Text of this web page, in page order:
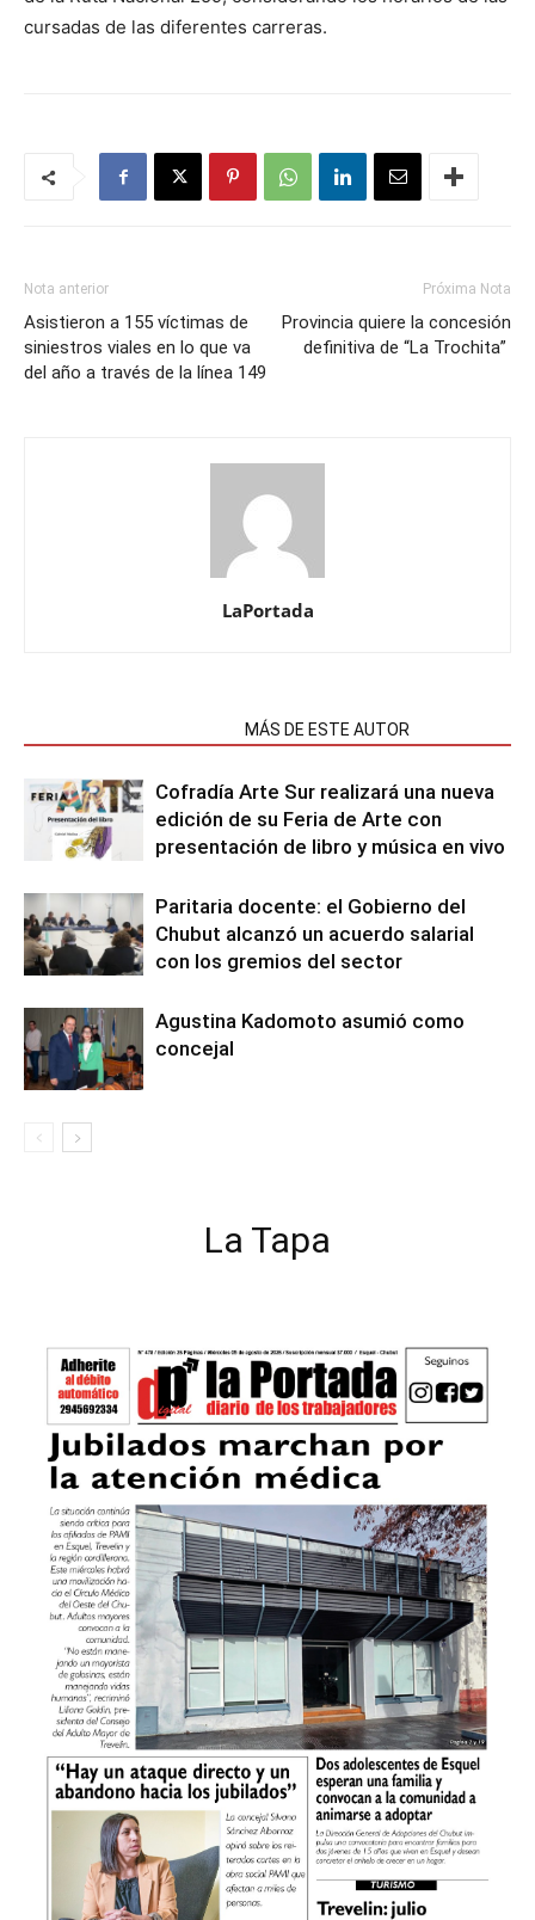
cursadas de las diferentes carreras.
Nota anterior
Asistieron a 155 víctimas de
siniestros viales en lo que va
del año a través de la línea 149
Próxima Nota
Provincia quiere la concesión
definitiva de “La Trochita”
LaPortada
MÁS DE ESTE AUTOR
Cofradía Arte Sur realizará una nueva
edición de su Feria de Arte con
presentación de libro y música en vivo
Paritaria docente: el Gobierno del
Chubut alcanzó un acuerdo salarial
con los gremios del sector
Agustina Kadomoto asumió como
concejal
La Tapa